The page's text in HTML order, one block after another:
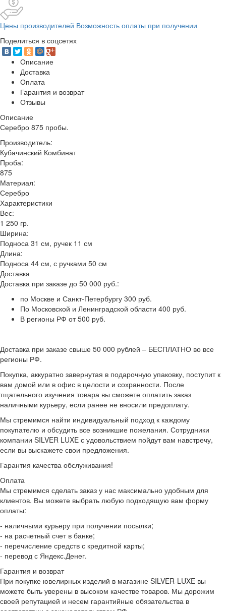
Цены производителей Возможность оплаты при получении
Поделиться в соцсетях
Описание
Доставка
Оплата
Гарантия и возврат
Отзывы
Описание
Серебро 875 пробы.
Производитель:
Кубачинский Комбинат
Проба:
875
Материал:
Серебро
Характеристики
Вес:
1 250 гр.
Ширина:
Подноса 31 см, ручек 11 см
Длина:
Подноса 44 см, с ручками 50 см
Доставка
Доставка при заказе до 50 000 руб.:
по Москве и Санкт-Петербургу 300 руб.
По Московской и Ленинградской области 400 руб.
В регионы РФ от 500 руб.
Доставка при заказе свыше 50 000 рублей – БЕСПЛАТНО во все
регионы РФ.
Покупка, аккуратно завернутая в подарочную упаковку, поступит к
вам домой или в офис в целости и сохранности. После
тщательного изучения товара вы сможете оплатить заказ
наличными курьеру, если ранее не вносили предоплату.
Мы стремимся найти индивидуальный подход к каждому
покупателю и обсудить все возникшие пожелания. Сотрудники
компании SILVER LUXE с удовольствием пойдут вам навстречу,
если вы выскажете свои предложения.
Гарантия качества обслуживания!
Оплата
Мы стремимся сделать заказ у нас максимально удобным для
клиентов. Вы можете выбрать любую подходящую вам форму
оплаты:
- наличными курьеру при получении посылки;
- на расчетный счет в банке;
- перечисление средств с кредитной карты;
- перевод с Яндекс.Денег.
Гарантия и возврат
При покупке ювелирных изделий в магазине SILVER-LUXE вы
можете быть уверены в высоком качестве товаров. Мы дорожим
своей репутацией и несем гарантийные обязательства в